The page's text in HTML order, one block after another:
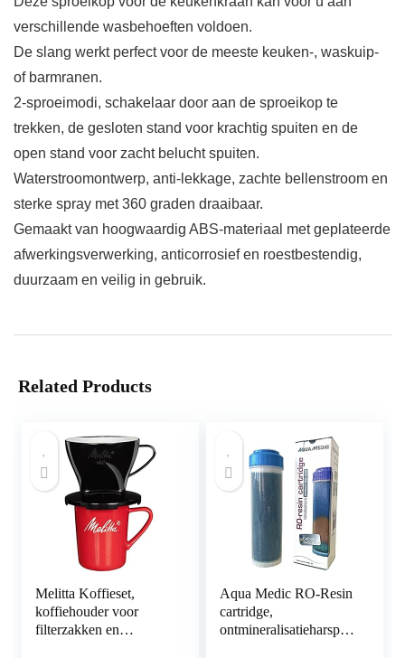
verschillende wasbehoeften voldoen.
De slang werkt perfect voor de meeste keuken-, waskuip-
of barmranen.
2-sproeimodi, schakelaar door aan de sproeikop te
trekken, de gesloten stand voor krachtig spuiten en de
open stand voor zacht belucht spuiten.
Waterstroomontwerp, anti-lekkage, zachte bellenstroom en
sterke spray met 360 graden draaibaar.
Gemaakt van hoogwaardig ABS-materiaal met geplateerde
afwerkingsverwerking, anticorrosief en roestbestendig,
duurzaam en veilig in gebruik.
Related Products
Melitta Koffieset,
koffiehouder voor
filterzakken en
Aqua Medic RO-Resin
cartridge,
ontmineralisatieharspatr